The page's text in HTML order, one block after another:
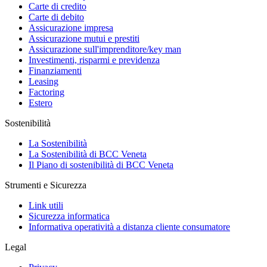
Carte di credito
Carte di debito
Assicurazione impresa
Assicurazione mutui e prestiti
Assicurazione sull'imprenditore/key man
Investimenti, risparmi e previdenza
Finanziamenti
Leasing
Factoring
Estero
Sostenibilità
La Sostenibilità
La Sostenibilità di BCC Veneta
Il Piano di sostenibilità di BCC Veneta
Strumenti e Sicurezza
Link utili
Sicurezza informatica
Informativa operatività a distanza cliente consumatore
Legal